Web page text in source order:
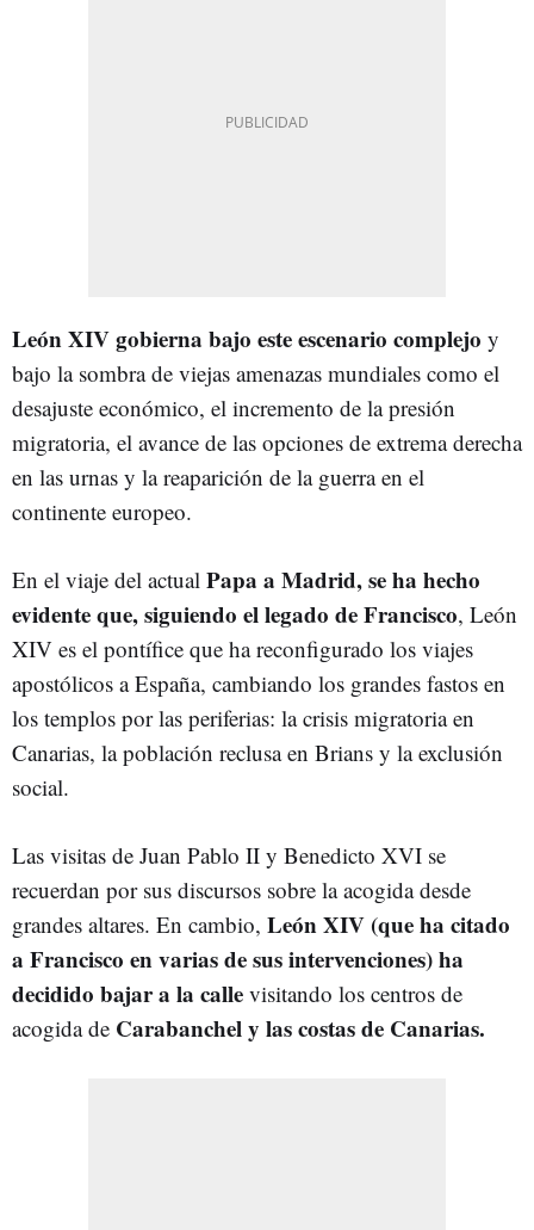
León XIV gobierna bajo este escenario complejo y
bajo la sombra de viejas amenazas mundiales como el
desajuste económico, el incremento de la presión
migratoria, el avance de las opciones de extrema derecha
en las urnas y la reaparición de la guerra en el
continente europeo.
En el viaje del actual Papa a Madrid, se ha hecho
evidente que, siguiendo el legado de Francisco, León
XIV es el pontífice que ha reconfigurado los viajes
apostólicos a España, cambiando los grandes fastos en
los templos por las periferias: la crisis migratoria en
Canarias, la población reclusa en Brians y la exclusión
social.
Las visitas de Juan Pablo II y Benedicto XVI se
recuerdan por sus discursos sobre la acogida desde
grandes altares. En cambio, León XIV (que ha citado
a Francisco en varias de sus intervenciones) ha
decidido bajar a la calle visitando los centros de
acogida de Carabanchel y las costas de Canarias.